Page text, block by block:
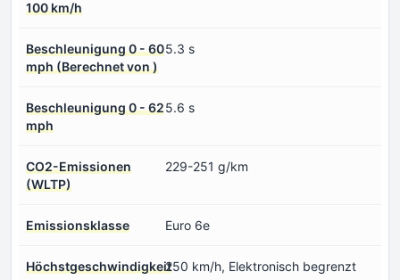
100 km/h
Beschleunigung 0 - 60
mph (Berechnet von )
5.3 s
Beschleunigung 0 - 62
mph
5.6 s
CO2-Emissionen
(WLTP)
229-251 g/km
Emissionsklasse Euro 6e
Höchstgeschwindigkeit250 km/h, Elektronisch begrenzt